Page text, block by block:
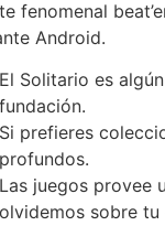
fenomenal
Android.
El Solitario es
fundación.
Si prefieres
profundos.
Las juegos provee
olvidemos sobre